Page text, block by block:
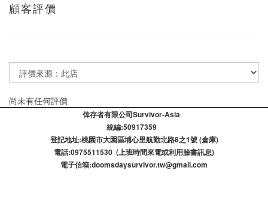
顧客評價
尚未有任何評價
倖存者有限公司Survivor-Asia
統編:50917359
登記​地址:桃園市大園區埔心里航勤北路8之1號 (倉庫)
電話:0975511530 (上班時間來電或利用臉書訊息)
電子信箱:doomsdaysurvivor.tw@gmail.com